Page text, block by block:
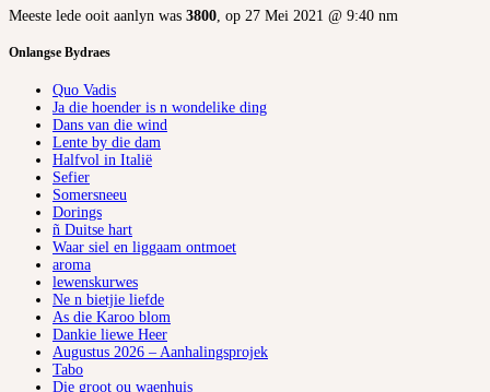
Meeste lede ooit aanlyn was 3800, op 27 Mei 2021 @ 9:40 nm
Onlangse Bydraes
Quo Vadis
Ja die hoender is n wondelike ding
Dans van die wind
Lente by die dam
Halfvol in Italië
Sefier
Somersneeu
Dorings
ñ Duitse hart
Waar siel en liggaam ontmoet
aroma
lewenskurwes
Ne n bietjie liefde
As die Karoo blom
Dankie liewe Heer
Augustus 2026 – Aanhalingsprojek
Tabo
Die groot ou waenhuis